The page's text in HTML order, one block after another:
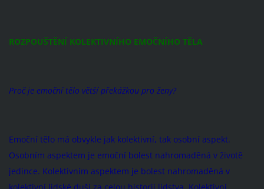
ROZPOUŠTĚNÍ KOLEKTIVNÍHO EMOČNÍHO TĚLA
Proč je emoční tělo větší překážkou pro ženy?
Emoční tělo má obvykle jak kolektivní, tak osobní aspekt.
Osobním aspektem je emoční bolest nahromaděná v životě
jedince. Kolektivním aspektem je bolest nahromaděná v
kolektivní lidské duši za celou historii lidstva. Kolektivní